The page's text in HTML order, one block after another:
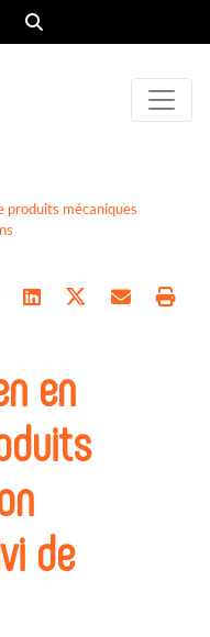
produits mécaniques
en
de